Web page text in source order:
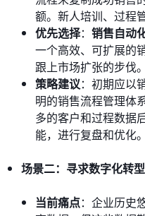
额。新人培训、过程
优先选择： 销售自动
一个高效、可扩展的
跟上市场扩张的步伐。
策略建议：初期应以
明的销售流程管理体
多的客户和过程数据
能，进行复盘和优化。
场景二：寻求数字化转
当前痛点：企业历史